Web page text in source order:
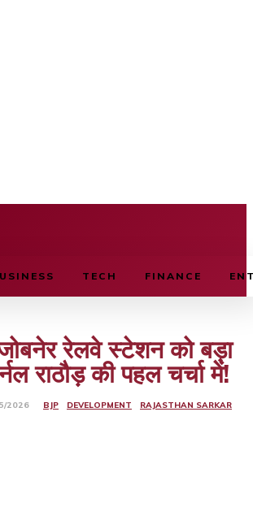
TECH FINANCE
रेलवे स्टेशन को बड़ा
राठौड़ की पहल चर्चा में!
2026 BJP DEVELOPMENT RAJASTHAN SARKAR